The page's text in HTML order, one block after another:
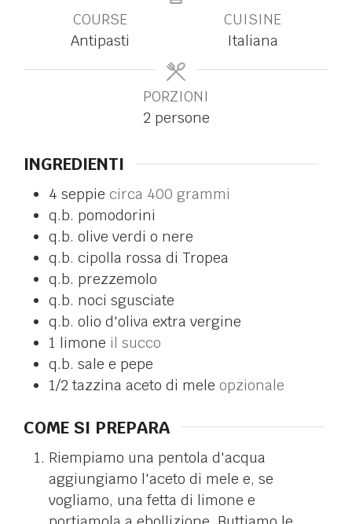
COURSE
Antipasti
CUISINE
Italiana
PORZIONI
2 persone
INGREDIENTI
4 seppie circa 400 grammi
q.b. pomodorini
q.b. olive verdi o nere
q.b. cipolla rossa di Tropea
q.b. prezzemolo
q.b. noci sgusciate
q.b. olio d'oliva extra vergine
1 limone il succo
q.b. sale e pepe
1/2 tazzina aceto di mele opzionale
COME SI PREPARA
Riempiamo una pentola d'acqua
aggiungiamo l'aceto di mele e, se
vogliamo, una fetta di limone e